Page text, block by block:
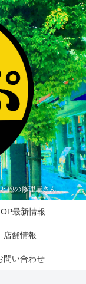
鞄の修理屋さん。
最新情報
店舗情報
問い合わせ